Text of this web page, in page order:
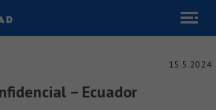
15.5.2024
– Ecuador